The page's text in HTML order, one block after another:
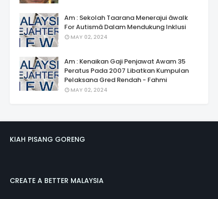
Am : Sekolah Taarana Menerajui âwalk
For Autismâ Dalam Mendukung Inklusi
MAY 02, 2024
Am : Kenaikan Gaji Penjawat Awam 35
Peratus Pada 2007 Libatkan Kumpulan
Pelaksana Gred Rendah - Fahmi
MAY 02, 2024
KIAH PISANG GORENG
CREATE A BETTER MALAYSIA